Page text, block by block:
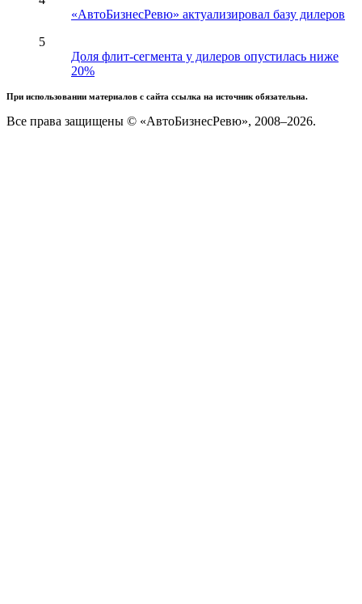
«АвтоБизнесРевю» актуализировал базу дилеров
5
Доля флит-сегмента у дилеров опустилась ниже
20%
При использовании материалов с сайта ссылка на источник обязательна.
Все права защищены © «АвтоБизнесРевю», 2008–2026.